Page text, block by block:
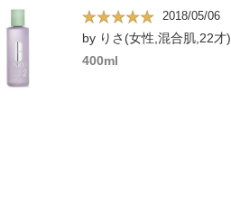
2018/05/06
by りさ(女性,混合肌,22才)
400ml